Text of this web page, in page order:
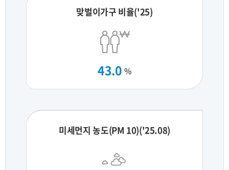
맞벌이가구 비율('25)
43.0 %
미세먼지 농도(PM 10)('25.08)